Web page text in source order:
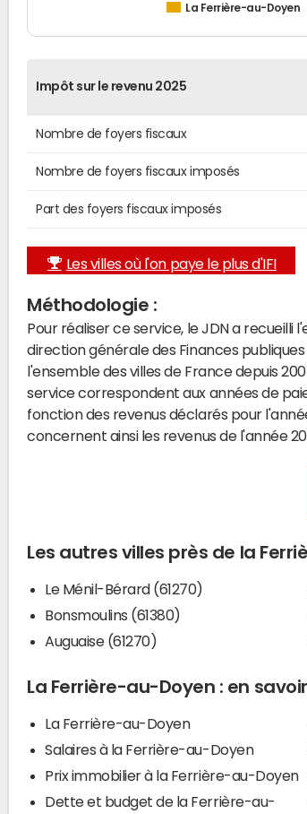
La Ferrière-au-Doyen
Impôt sur le revenu 2025
Nombre de foyers fiscaux
Nombre de foyers fiscaux imposés
Part des foyers fiscaux imposés
Les villes où l'on paye le plus d'IFI
Méthodologie :
Pour réaliser ce service, le JDN a
direction générale des Finances
l'ensemble des villes de France depuis
service correspondent aux années de
fonction des revenus déclarés pour
concernent ainsi les revenus de l'année
Les autres villes près de la
Le Ménil-Bérard (61270)
Bonsmoulins (61380)
Auguaise (61270)
La Ferrière-au-Doyen : en
La Ferrière-au-Doyen
Salaires à la Ferrière-au-Doyen
Prix immobilier à la Ferrière-au-Doyen
Dette et budget de la Ferrière-au-